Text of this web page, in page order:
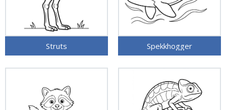
Struts Spekkhogger